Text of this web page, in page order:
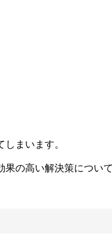
まいます。
の高い解決策につい